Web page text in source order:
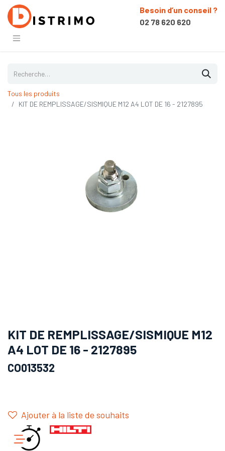
Besoin d’un conseil ?
02 78 620 620
Tous les produits
KIT DE REMPLISSAGE/SISMIQUE M12 A4 LOT DE 16 - 2127895
KIT DE REMPLISSAGE/SISMIQUE M12
A4 LOT DE 16 - 2127895
CO013532
Ajouter à la liste de souhaits